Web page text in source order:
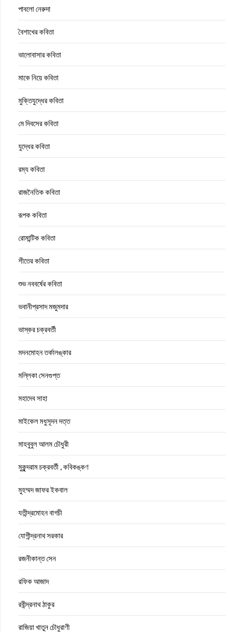
পাবলো নেরুদা
বৈশাখের কবিতা
ভালোবাসার কবিতা
মাকে নিয়ে কবিতা
মুক্তিযুদ্ধের কবিতা
মে দিবসের কবিতা
যুদ্ধের কবিতা
রম্য কবিতা
রাজনৈতিক কবিতা
রূপক কবিতা
রোমান্টিক কবিতা
শীতের কবিতা
শুভ নববর্ষের কবিতা
ভবানীপ্রসাদ মজুমদার
ভাস্কর চক্রবর্তী
মদনমোহন তর্কালঙ্কার
মল্লিকা সেনগুপ্ত
মহাদেব সাহা
মাইকেল মধুসূদন দত্ত
মাহবুবুল আলম চৌধুরী
মুকুন্দরাম চক্রবর্তী , কবিকঙ্কণ
মুহম্মদ জাফর ইকবাল
যতীন্দ্রমোহন বাগচী
যোগীন্দ্রনাথ সরকার
রজনীকান্ত সেন
রফিক আজাদ
রবীন্দ্রনাথ ঠাকুর
রাজিয়া খাতুন চৌধুরাণী